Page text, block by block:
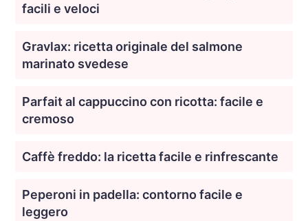
facili e veloci
Gravlax: ricetta originale del salmone
marinato svedese
Parfait al cappuccino con ricotta: facile e
cremoso
Caffè freddo: la ricetta facile e rinfrescante
Peperoni in padella: contorno facile e
leggero